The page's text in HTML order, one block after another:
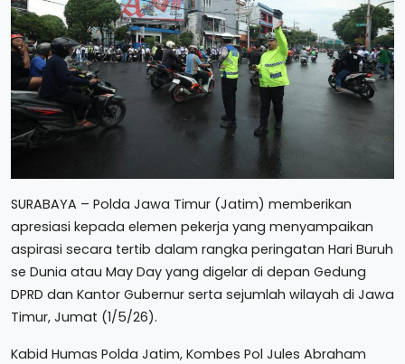
SURABAYA – Polda Jawa Timur (Jatim) memberikan
apresiasi kepada elemen pekerja yang menyampaikan
aspirasi secara tertib dalam rangka peringatan Hari Buruh
se Dunia atau May Day yang digelar di depan Gedung
DPRD dan Kantor Gubernur serta sejumlah wilayah di Jawa
Timur, Jumat (1/5/26).
Kabid Humas Polda Jatim, Kombes Pol Jules Abraham